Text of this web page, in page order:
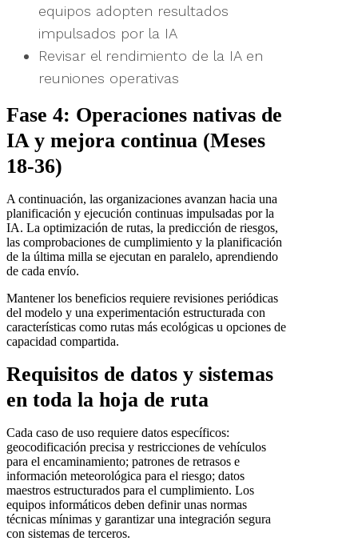
equipos adopten resultados
impulsados por la IA
Revisar el rendimiento de la IA en
reuniones operativas
Fase 4: Operaciones nativas de
IA y mejora continua (Meses
18-36)
A continuación, las organizaciones avanzan hacia una
planificación y ejecución continuas impulsadas por la
IA. La optimización de rutas, la predicción de riesgos,
las comprobaciones de cumplimiento y la planificación
de la última milla se ejecutan en paralelo, aprendiendo
de cada envío.
Mantener los beneficios requiere revisiones periódicas
del modelo y una experimentación estructurada con
características como rutas más ecológicas u opciones de
capacidad compartida.
Requisitos de datos y sistemas
en toda la hoja de ruta
Cada caso de uso requiere datos específicos:
geocodificación precisa y restricciones de vehículos
para el encaminamiento; patrones de retrasos e
información meteorológica para el riesgo; datos
maestros estructurados para el cumplimiento. Los
equipos informáticos deben definir unas normas
técnicas mínimas y garantizar una integración segura
con sistemas de terceros.